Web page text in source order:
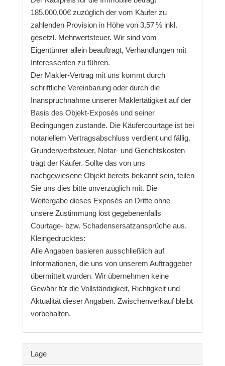
185.000,00€ zuzüglich der vom Käufer zu
zahlenden Provision in Höhe von 3,57 % inkl.
gesetzl. Mehrwertsteuer. Wir sind vom
Eigentümer allein beauftragt, Verhandlungen mit
Interessenten zu führen.
Der Makler-Vertrag mit uns kommt durch
schriftliche Vereinbarung oder durch die
Inanspruchnahme unserer Maklertätigkeit auf der
Basis des Objekt-Exposés und seiner
Bedingungen zustande. Die Käufercourtage ist bei
notariellem Vertragsabschluss verdient und fällig.
Grunderwerbsteuer, Notar- und Gerichtskosten
trägt der Käufer. Sollte das von uns
nachgewiesene Objekt bereits bekannt sein, teilen
Sie uns dies bitte unverzüglich mit. Die
Weitergabe dieses Exposés an Dritte ohne
unsere Zustimmung löst gegebenenfalls
Courtage- bzw. Schadensersatzansprüche aus.
Kleingedrucktes:
Alle Angaben basieren ausschließlich auf
Informationen, die uns von unserem Auftraggeber
übermittelt wurden. Wir übernehmen keine
Gewähr für die Vollständigkeit, Richtigkeit und
Aktualität dieser Angaben. Zwischenverkauf bleibt
vorbehalten.
Lage